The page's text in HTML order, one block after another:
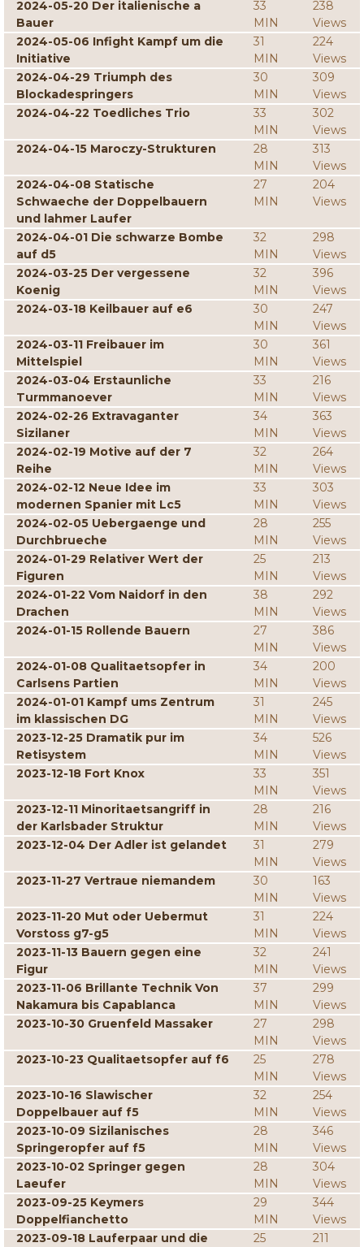
2024-05-20 Der italienische a
Bauer
33
MIN
238
Views
2024-05-06 Infight Kampf um die
Initiative
31
MIN
224
Views
2024-04-29 Triumph des
Blockadespringers
30
MIN
309
Views
2024-04-22 Toedliches Trio
33
MIN
302
Views
2024-04-15 Maroczy-Strukturen
28
MIN
313
Views
2024-04-08 Statische
Schwaeche der Doppelbauern
und lahmer Laufer
27
MIN
204
Views
2024-04-01 Die schwarze Bombe
auf d5
32
MIN
298
Views
2024-03-25 Der vergessene
Koenig
32
MIN
396
Views
2024-03-18 Keilbauer auf e6
30
MIN
247
Views
2024-03-11 Freibauer im
Mittelspiel
30
MIN
361
Views
2024-03-04 Erstaunliche
Turmmanoever
33
MIN
216
Views
2024-02-26 Extravaganter
Sizilaner
34
MIN
363
Views
2024-02-19 Motive auf der 7
Reihe
32
MIN
264
Views
2024-02-12 Neue Idee im
modernen Spanier mit Lc5
33
MIN
303
Views
2024-02-05 Uebergaenge und
Durchbrueche
28
MIN
255
Views
2024-01-29 Relativer Wert der
Figuren
25
MIN
213
Views
2024-01-22 Vom Naidorf in den
Drachen
38
MIN
292
Views
2024-01-15 Rollende Bauern
27
MIN
386
Views
2024-01-08 Qualitaetsopfer in
Carlsens Partien
34
MIN
200
Views
2024-01-01 Kampf ums Zentrum
im klassischen DG
31
MIN
245
Views
2023-12-25 Dramatik pur im
Retisystem
34
MIN
526
Views
2023-12-18 Fort Knox
33
MIN
351
Views
2023-12-11 Minoritaetsangriff in
der Karlsbader Struktur
28
MIN
216
Views
2023-12-04 Der Adler ist gelandet
31
MIN
279
Views
2023-11-27 Vertraue niemandem
30
MIN
163
Views
2023-11-20 Mut oder Uebermut
Vorstoss g7-g5
31
MIN
224
Views
2023-11-13 Bauern gegen eine
Figur
32
MIN
241
Views
2023-11-06 Brillante Technik Von
Nakamura bis Capablanca
37
MIN
299
Views
2023-10-30 Gruenfeld Massaker
27
MIN
298
Views
2023-10-23 Qualitaetsopfer auf f6
25
MIN
278
Views
2023-10-16 Slawischer
Doppelbauer auf f5
32
MIN
254
Views
2023-10-09 Sizilanisches
Springeropfer auf f5
28
MIN
346
Views
2023-10-02 Springer gegen
Laeufer
28
MIN
304
Views
2023-09-25 Keymers
Doppelfianchetto
29
MIN
344
Views
2023-09-18 Lauferpaar und die
25
211